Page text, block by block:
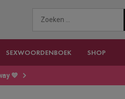
SEXWOORDENBOEK SHOP
💙